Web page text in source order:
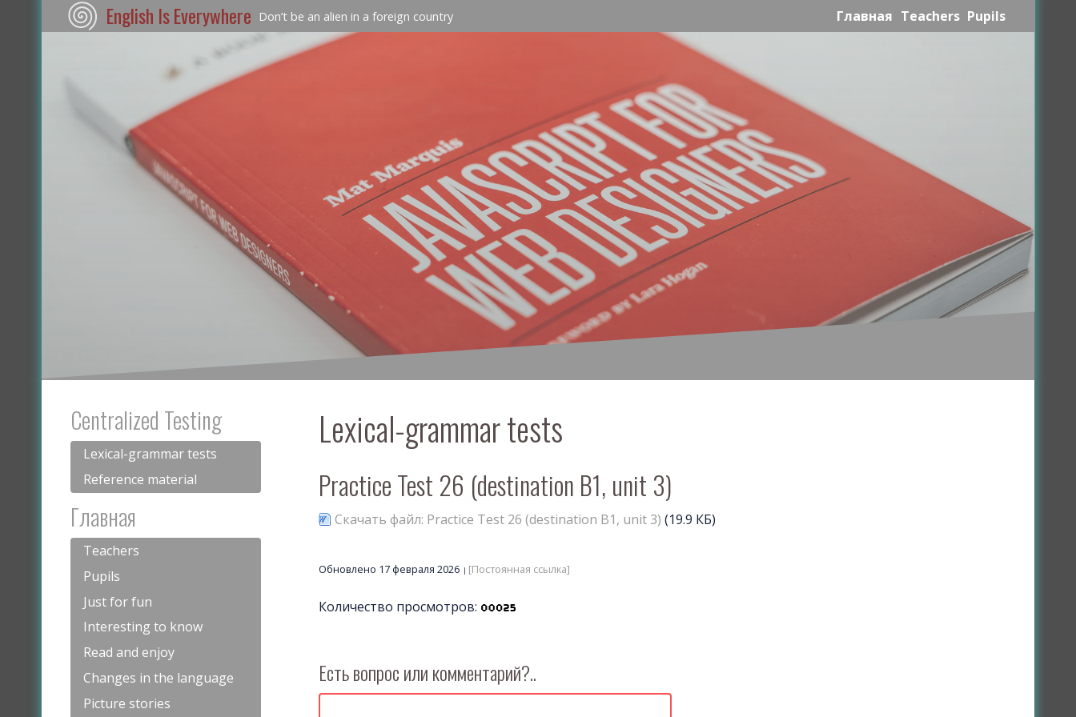
English Is Everywhere Don’t be an alien in a foreign country Главная Teachers Pupils
Centralized Testing
Lexical-grammar tests
Reference material
Главная
Teachers
Pupils
Just for fun
Interesting to know
Read and enjoy
Changes in the language
Picture stories
Lexical-grammar tests
Practice Test 26 (destination B1, unit 3)
Скачать файл: Practice Test 26 (destination B1, unit 3) (19.9 КБ)
Обновлено 17 февраля 2026 [Постоянная ссылка]
Количество просмотров:
Есть вопрос или комментарий?..